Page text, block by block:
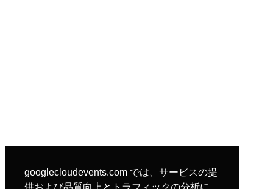
googlecloudevents.com では、サービスの提
供および品質向上とトラフィックの分析に